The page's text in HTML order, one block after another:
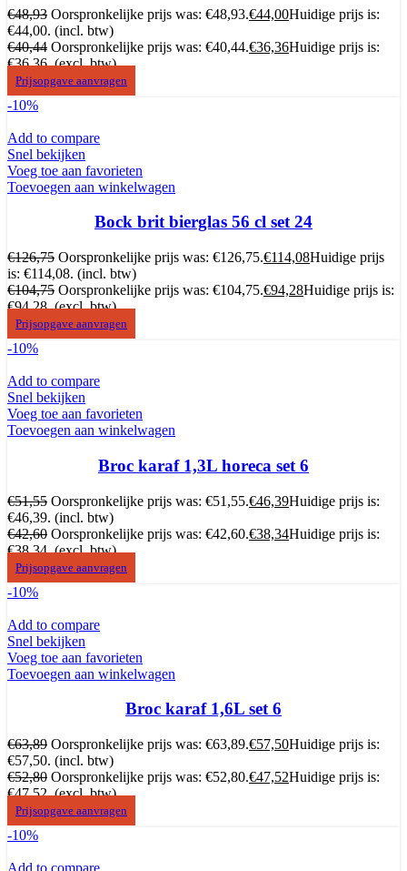
€48,93 Oorspronkelijke prijs was: €48,93.€44,00Huidige prijs is:
€44,00. (incl. btw)
€40,44 Oorspronkelijke prijs was: €40,44.€36,36Huidige prijs is:
€36,36. (excl. btw)
Prijsopgave aanvragen
-10%
Add to compare
Snel bekijken
Voeg toe aan favorieten
Toevoegen aan winkelwagen
Bock brit bierglas 56 cl set 24
€126,75 Oorspronkelijke prijs was: €126,75.€114,08Huidige prijs
is: €114,08. (incl. btw)
€104,75 Oorspronkelijke prijs was: €104,75.€94,28Huidige prijs is:
€94,28. (excl. btw)
Prijsopgave aanvragen
-10%
Add to compare
Snel bekijken
Voeg toe aan favorieten
Toevoegen aan winkelwagen
Broc karaf 1,3L horeca set 6
€51,55 Oorspronkelijke prijs was: €51,55.€46,39Huidige prijs is:
€46,39. (incl. btw)
€42,60 Oorspronkelijke prijs was: €42,60.€38,34Huidige prijs is:
€38,34. (excl. btw)
Prijsopgave aanvragen
-10%
Add to compare
Snel bekijken
Voeg toe aan favorieten
Toevoegen aan winkelwagen
Broc karaf 1,6L set 6
€63,89 Oorspronkelijke prijs was: €63,89.€57,50Huidige prijs is:
€57,50. (incl. btw)
€52,80 Oorspronkelijke prijs was: €52,80.€47,52Huidige prijs is:
€47,52. (excl. btw)
Prijsopgave aanvragen
-10%
Add to compare